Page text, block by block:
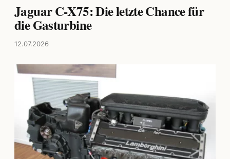
Jaguar C-X75: Die letzte Chance für
die Gasturbine
12.07.2026